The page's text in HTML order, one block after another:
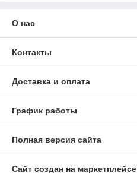
О нас
Контакты
Доставка и оплата
График работы
Полная версия сайта
Сайт создан на маркетплейсе